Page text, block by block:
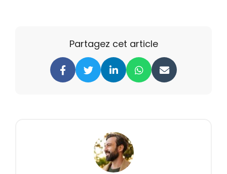
Partagez cet article